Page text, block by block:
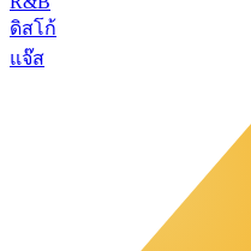
ดิสโก้
แจ๊ส